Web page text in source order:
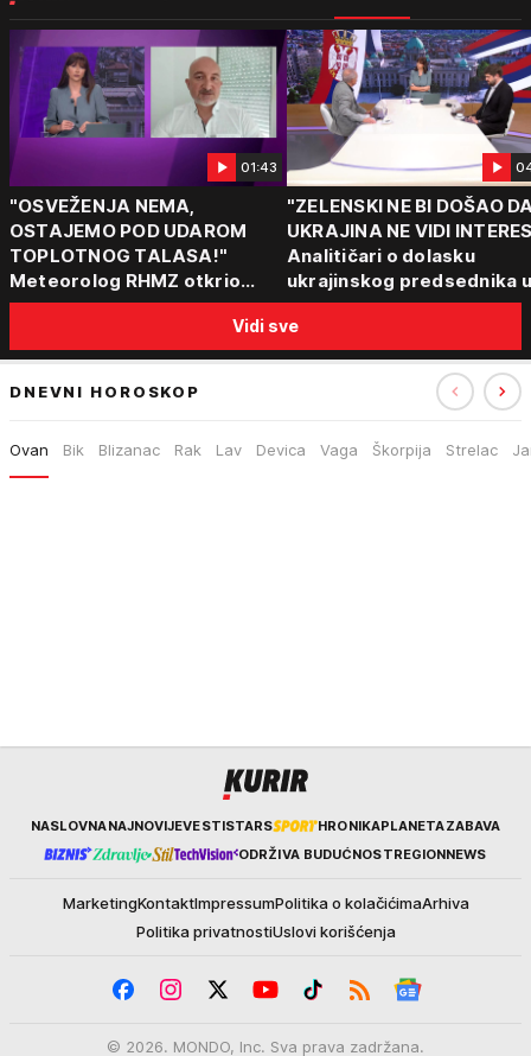
01:43
"OSVEŽENJA NEMA,
OSTAJEMO POD UDAROM
TOPLOTNOG TALASA!"
Meteorolog RHMZ otkrio
kakvo vreme nas čeka do
"ZELENSKI NE BI DOŠAO
UKRAJINA NE VIDI
Analitičari o dolasku
ukrajinskog predsednika u
Beograd: "Srbija može da
razgovara sa svima"
Vidi sve
DNEVNI HOROSKOP
Ovan Bik Blizanac Rak Lav Devica Vaga Škorpija Strelac
KurirNASLOVNANAJNOVIJEVESTISTARS HRONIKAPLANETAZABAVA
ODRŽIVA BUDUĆNOSTREGIONNEWS
MarketingKontaktImpressumPolitika o kolačićimaArhiva
Politika privatnostiUslovi korišćenja
© 2026. MONDO, Inc. Sva prava zadržana.